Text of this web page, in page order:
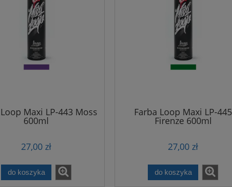
Maxi LP-443 Moss
600ml
27,00 zł
do koszyka
Farba Loop Maxi LP-445
Firenze 600ml
27,00 zł
do koszyka